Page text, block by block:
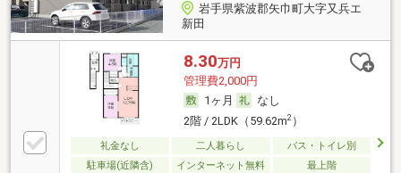
岩手県紫波郡矢巾町大字又兵エ
新田
8.30万円
管理費2,000円
1ヶ月
なし
2階 / 2LDK（59.62m2）
礼金なし 二人暮らし
バス・トイレ別
駐車場(近隣含)
インターネット無料 最上階